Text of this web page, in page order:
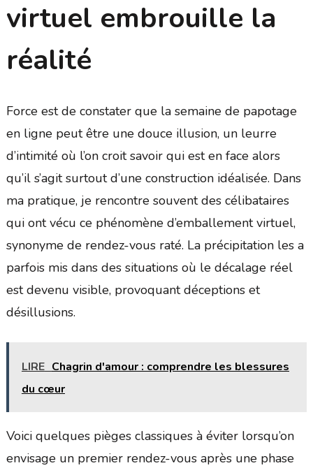
virtuel embrouille la
réalité
Force est de constater que la semaine de papotage
en ligne peut être une douce illusion, un leurre
d’intimité où l’on croit savoir qui est en face alors
qu’il s’agit surtout d’une construction idéalisée. Dans
ma pratique, je rencontre souvent des célibataires
qui ont vécu ce phénomène d’emballement virtuel,
synonyme de rendez-vous raté. La précipitation les a
parfois mis dans des situations où le décalage réel
est devenu visible, provoquant déceptions et
désillusions.
LIRE Chagrin d'amour : comprendre les blessures
du cœur
Voici quelques pièges classiques à éviter lorsqu’on
envisage un premier rendez-vous après une phase